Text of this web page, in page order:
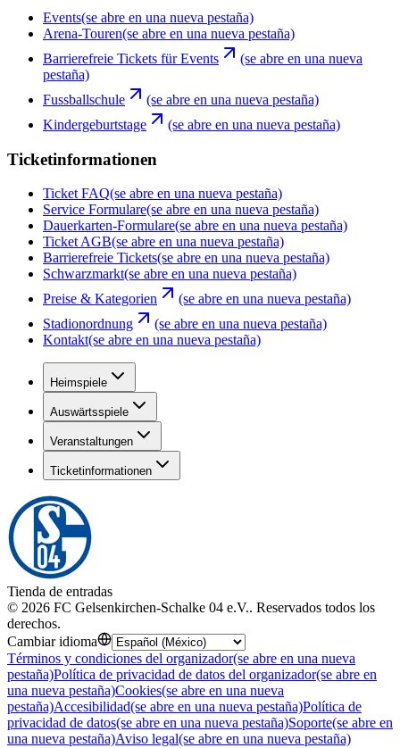
Events(se abre en una nueva pestaña)
Arena-Touren(se abre en una nueva pestaña)
Barrierefreie Tickets für Events
(se abre en una nueva
pestaña)
Fussballschule
(se abre en una nueva pestaña)
Kindergeburtstage
(se abre en una nueva pestaña)
Ticketinformationen
Ticket FAQ(se abre en una nueva pestaña)
Service Formulare(se abre en una nueva pestaña)
Dauerkarten-Formulare(se abre en una nueva pestaña)
Ticket AGB(se abre en una nueva pestaña)
Barrierefreie Tickets(se abre en una nueva pestaña)
Schwarzmarkt(se abre en una nueva pestaña)
Preise & Kategorien
(se abre en una nueva pestaña)
Stadionordnung
(se abre en una nueva pestaña)
Kontakt(se abre en una nueva pestaña)
Heimspiele
Auswärtsspiele
Veranstaltungen
Ticketinformationen
Tienda de entradas
© 2026 FC Gelsenkirchen-Schalke 04 e.V.. Reservados todos los
derechos.
Cambiar idioma
Términos y condiciones del organizador(se abre en una nueva
pestaña)Política de privacidad de datos del organizador(se abre en
una nueva pestaña)Cookies(se abre en una nueva
pestaña)Accesibilidad(se abre en una nueva pestaña)Política de
privacidad de datos(se abre en una nueva pestaña)Soporte(se abre en
una nueva pestaña)Aviso legal(se abre en una nueva pestaña)